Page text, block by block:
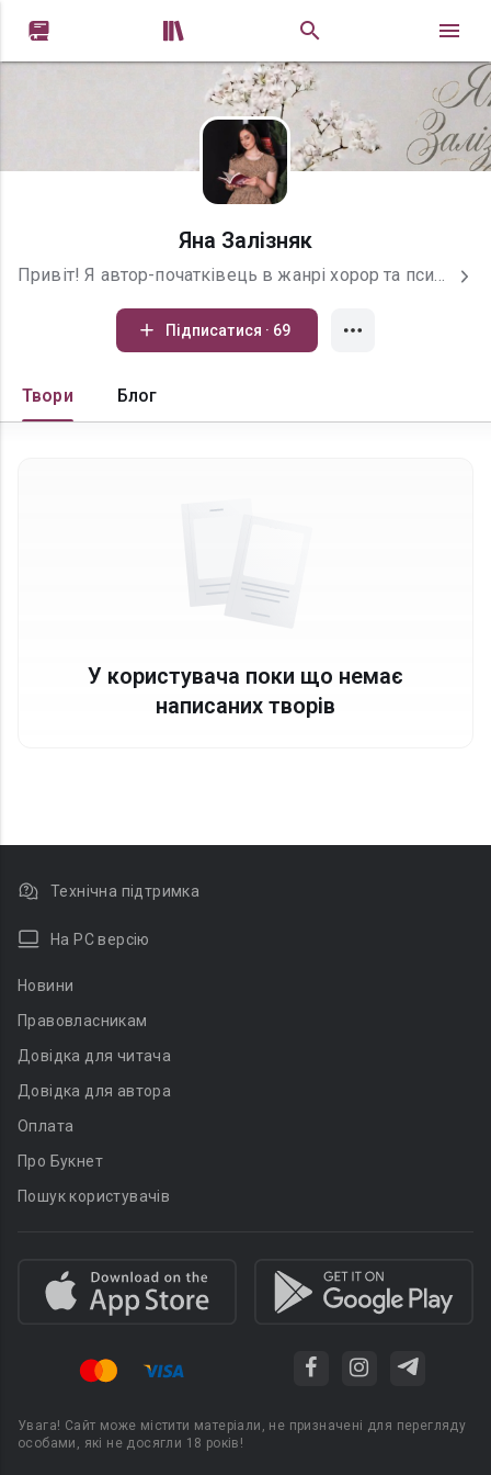
 
Яна Залізняк
Привіт! Я автор-початківець в жанрі хорор та психологічний трилер. Обожнюю експериментувати, а саме написання книги поєдную з наукою, так як я науковець та викладач) приєднуйтесь, якщо любите моторошні історії! Буду рада читати та відповідати на Ваші коментарі.
Підписатися · 69
Твори Блог
У користувача поки що немає
написаних творів
Технічна підтримка
На PC версію
Новини
Правовласникам
Довідка для читача
Довідка для автора
Оплата
Про Букнет
Пошук користувачів
Увага! Сайт може містити матеріали, не призначені для перегляду
особами, які не досягли 18 років!